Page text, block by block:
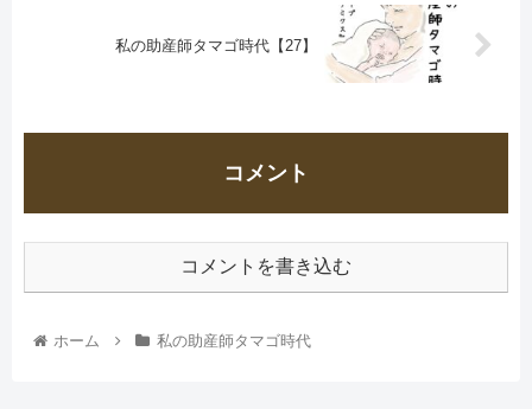
私の助産師タマゴ時代【27】
コメント
コメントを書き込む
ホーム 私の助産師タマゴ時代